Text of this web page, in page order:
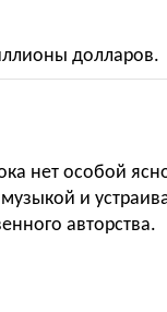
долларов.
нет особой
и
авторства.